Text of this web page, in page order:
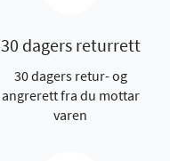
30 dagers returrett
30 dagers retur- og
angrerett fra du mottar
varen